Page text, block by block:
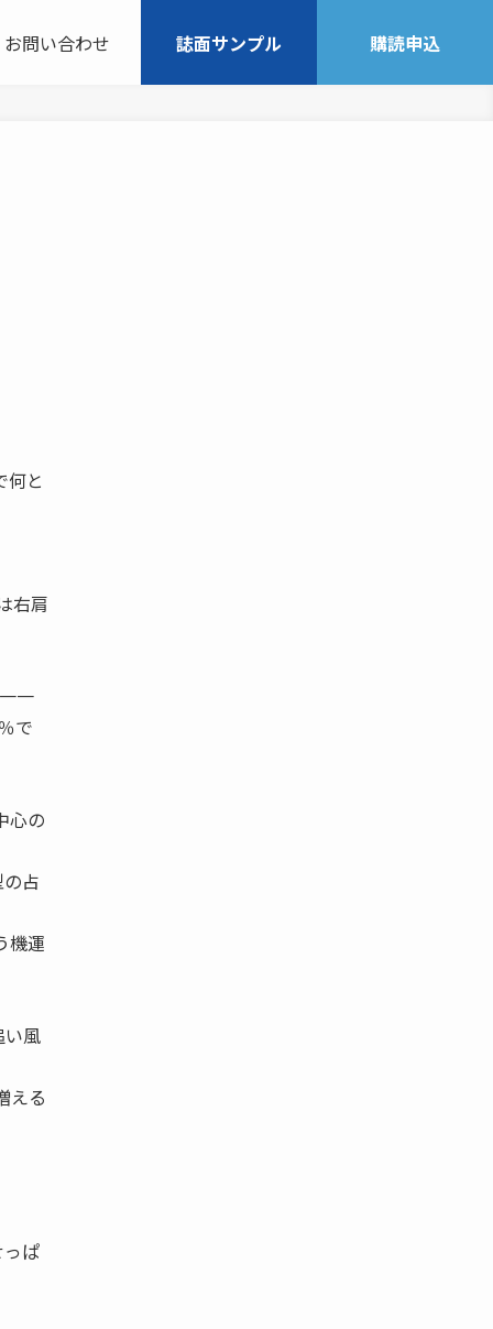
お問い合わせ 誌面サンプル 購読申込
何と
右肩
一
で
心の
占
機運
い風
える
ぱ